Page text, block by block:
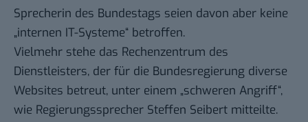
Sprecherin des Bundestags seien davon aber keine
„internen IT-Systeme“ betroffen.
Vielmehr stehe das Rechenzentrum des
Dienstleisters, der für die Bundesregierung diverse
Websites betreut, unter einem „schweren Angriff“,
wie Regierungssprecher Steffen Seibert mitteilte.